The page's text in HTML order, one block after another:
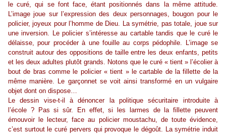
le curé, qui se font face, étant positionnés dans la même attitude.
L’image joue sur l’expression des deux personnages, bougon pour le
policier, joyeux pour l’homme de Dieu. La symétrie, pas totale, joue sur
une inversion. Le policier s’intéresse au cartable tandis que le curé le
délaisse, pour procéder à une fouille au corps pédophile. L’image se
construit autour des oppositions de taille entre les deux enfants, petits
et les deux adultes plutôt grands. Notons que le curé « tient » l’écolier à
bout de bras comme le policier « tient » le cartable de la fillette de la
même manière. Le garçonnet se voit ainsi transformé en un vulgaire
objet dont on dispose…
Le dessin vise-t-il à dénoncer la politique sécuritaire introduite à
l’école ? Pas si sûr. En effet, si les larmes de la fillette peuvent
émouvoir le lecteur, face au policier moustachu, de toute évidence,
c’est surtout le curé pervers qui provoque le dégoût. La symétrie induit